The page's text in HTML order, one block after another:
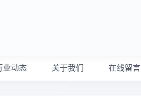
业动态 关于我们 在线留言